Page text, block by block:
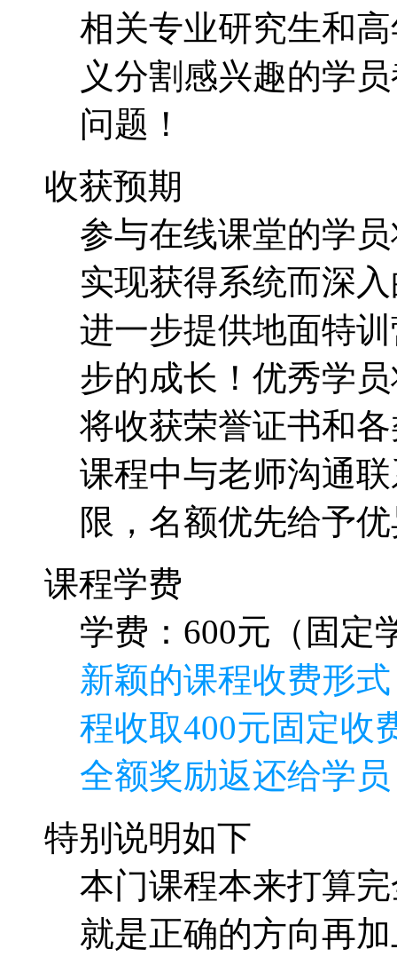
相关专业研究生和
义分割感兴趣的学
问题！
收获预期
参与在线课堂的学
实现获得系统而深
进一步提供地面特
步的成长！优秀学
将收获荣誉证书和
课程中与老师沟通
限，名额优先给予
课程学费
学费：600元（固定
新颖的课程收费形
程收取400元固定收
全额奖励返还给学
特别说明如下
本门课程本来打算
就是正确的方向再